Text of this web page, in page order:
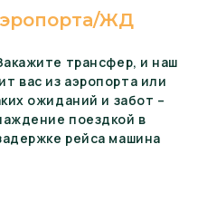
ЖД
трансфер, и наш
вас из аэропорта или
ожиданий и забот –
поездкой в
рейса машина